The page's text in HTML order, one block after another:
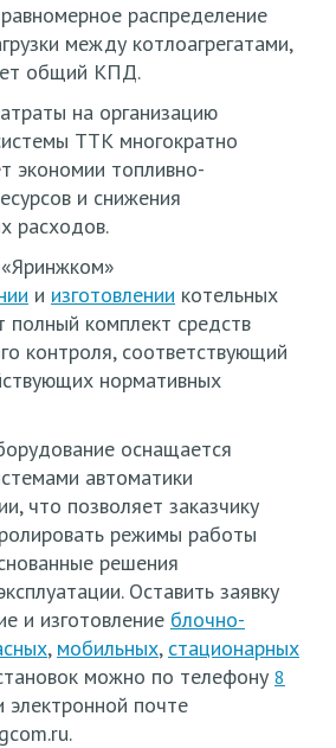
распределение
между котлоагрегатами,
общий КПД.
на организацию
ТТК многократно
экономии топливно-
и снижения
расходов.
«Яринжком»
и изготовлении котельных
полный комплект средств
контроля, соответствующий
нормативных
оснащается
автоматики
что позволяет заказчику
режимы работы
решения
Оставить заявку
и изготовление блочно-
, мобильных, стационарных
можно по телефону 8
электронной почте